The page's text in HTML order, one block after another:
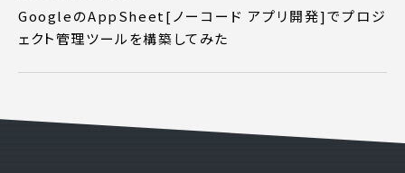
( 24時間365日いつでも受付対応 )
電話でお問い合わせ
GoogleのAppSheet[ノーコード アプリ開発]でプロジ
ェクト管理ツールを構築してみた